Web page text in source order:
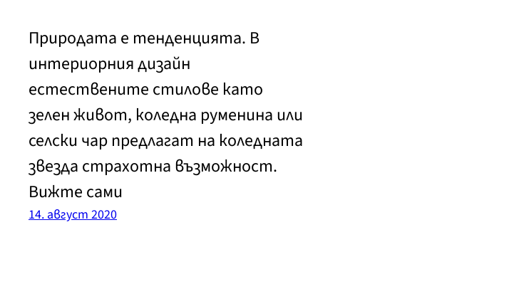
Природата е тенденцията. В
интериорния дизайн
естествените стилове като
зелен живот, коледна руменина или
селски чар предлагат на коледната
звезда страхотна възможност.
Вижте сами
14. август 2020